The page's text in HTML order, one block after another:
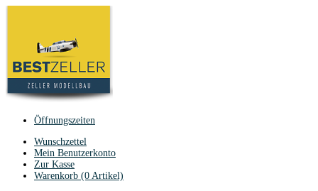
Öffnungszeiten
Wunschzettel
Mein Benutzerkonto
Zur Kasse
Warenkorb (0 Artikel)